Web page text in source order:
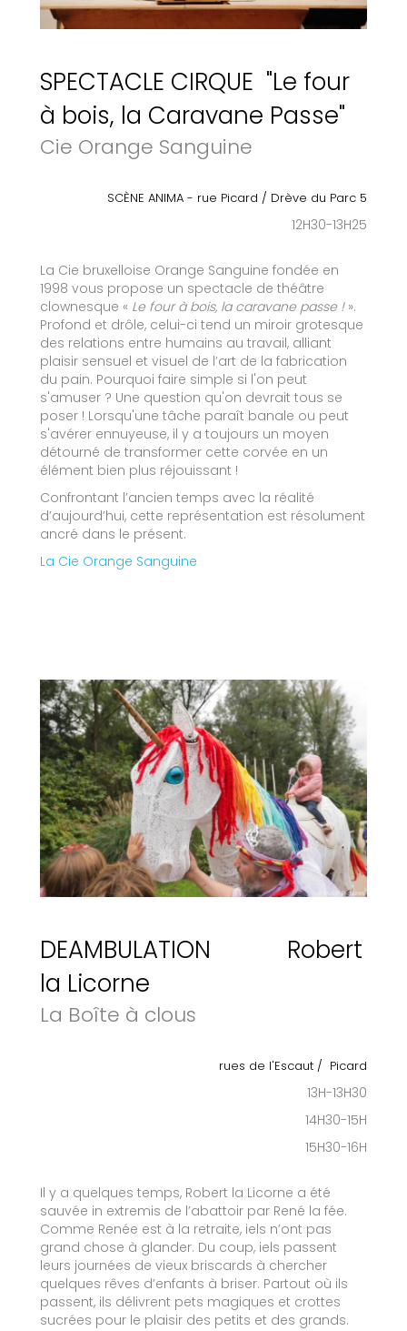
SPECTACLE CIRQUE "Le four
à bois, la Caravane Passe"
Cie Orange Sanguine
SCÈNE ANIMA - rue Picard / Drève du Parc 5
12H30-13H25
La Cie bruxelloise Orange Sanguine fondée en
1998 vous propose un spectacle de théâtre
clownesque « Le four à bois, la caravane passe !».
Profond et drôle, celui-ci tend un miroir grotesque
des relations entre humains au travail, alliant
plaisir sensuel et visuel de l’art de la fabrication
du pain. Pourquoi faire simple si l'on peut
s'amuser ? Une question qu'on devrait tous se
poser ! Lorsqu'une tâche paraît banale ou peut
s'avérer ennuyeuse, il y a toujours un moyen
détourné de transformer cette corvée en un
élément bien plus réjouissant !
Confrontant l’ancien temps avec la réalité
d’aujourd’hui, cette représentation est résolument
ancré dans le présent.
La Cie Orange Sanguine
DEAMBULATION Robert
la Licorne
La Boîte à clous
rues de l'Escaut / Picard
13H-13H30
14H30-15H
15H30-16H
Il y a quelques temps, Robert la Licorne a été
sauvée in extremis de l’abattoir par René la fée.
Comme Renée est à la retraite, iels n’ont pas
grand chose à glander. Du coup, iels passent
leurs journées de vieux briscards à chercher
quelques rêves d’enfants à briser. Partout où ils
passent, ils délivrent pets magiques et crottes
sucrées pour le plaisir des petits et des grands.